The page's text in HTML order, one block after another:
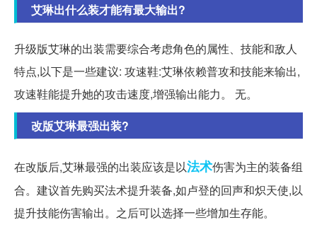
艾琳出什么装才能有最大输出?
升级版艾琳的出装需要综合考虑角色的属性、技能和敌人
特点,以下是一些建议: 攻速鞋:艾琳依赖普攻和技能来输出,
攻速鞋能提升她的攻击速度,增强输出能力。 无。
改版艾琳最强出装?
在改版后,艾琳最强的出装应该是以法术伤害为主的装备组
合。建议首先购买法术提升装备,如卢登的回声和炽天使,以
提升技能伤害输出。之后可以选择一些增加生存能。